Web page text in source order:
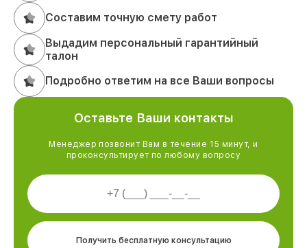
Составим точную смету работ
Выдадим персональный гарантийный
талон
Подробно ответим на все Ваши вопросы
Оставьте Ваши контакты
Менеджер позвонит Вам в течение 15 минут, и
проконсультирует по любому вопросу
Получить бесплатную консультацию